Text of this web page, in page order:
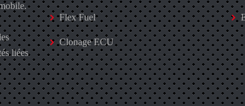
liées
Flex Fuel
Clonage ECU